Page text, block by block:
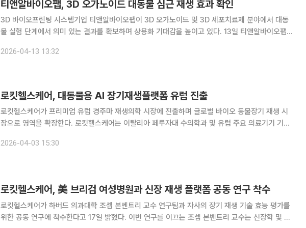
티앤알바이오팹, 3D 오가노이드 대동물 심근 재생 효과 확인
3D 바이오프린팅 시스템기업 티앤알바이오팹이 3D 오가노이드 및 3D 세포치료제 분야에서 대동
물 실험 단계에서 의미 있는 결과를 확보하며 상용화 기대감을 높이고 있다. 13일 티앤알바이오팹
며, 심근 손상 부위에 줄기세포 기반 세포를 주입한 결과 유의미한 개
2026-04-13 13:32
로킷헬스케어, 대동물용 AI 장기재생플랫폼 유럽 진출
로킷헬스케어가 프리미엄 유럽 경주마 재생의학 시장에 진출하며 글로벌 바이오 동물장기 재생 시
장으로 영역을 확장한다. 로킷헬스케어는 이탈리아 페루자대 수의학과 및 유럽 주요 의료기기 기업
2026-04-03 15:30
로킷헬스케어, 美 브리검 여성병원과 신장 재생 플랫폼 공동 연구 착수
로킷헬스케어가 하버드 의과대학 조셉 본벤트리 교수 연구팀과 자사의 장기 재생 기술 효능 평가를
위한 공동 연구에 착수한다고 17일 밝혔다. 이번 연구를 이끄는 조셉 본벤트리 교수는 신장학 및 재